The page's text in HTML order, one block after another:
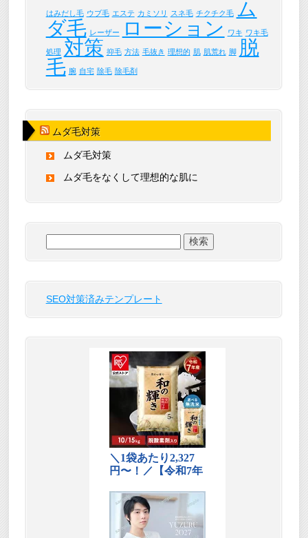
はみだし毛 ウブ毛 エステ カミソリ スネ毛 チクチク毛 ム
ダ毛 レーザー ローション ワキ ワキ毛
処理 対策 抑毛 方法 毛抜き 理想的 肌 肌荒れ 脚 脱
毛 腕 自宅 除毛 除毛剤
ムダ毛対策
ムダ毛対策
ムダ毛をなくして理想的な肌に
SEO対策済みテンプレート